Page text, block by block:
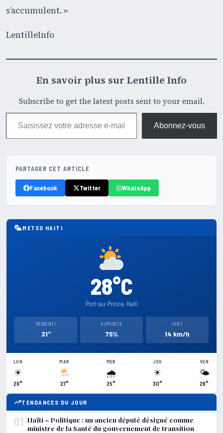
s’accumulent. »
LentilleInfo
En savoir plus sur Lentille Info
Subscribe to get the latest posts sent to your email.
Saisissez votre adresse e-mail…
Abonnez-vous
PARTAGER CET ARTICLE
Facebook Twitter WhatsApp
METEO HAITI
28°C
Port-au-Prince, Haiti
RESSENTI
31°
HUMIDITE
75%
VENT
14 km/h
LUN
☀
29°
MAR
27°
MER
🌧
25°
JEU
☀
30°
VEN
🌤
28°
TENDANCES DU JOUR
01 Haïti – Politique : un ancien député désigné comme
ministre de la Santé du gouvernement de transition